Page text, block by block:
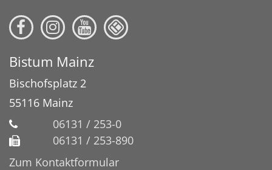
Bistum Mainz
Bischofsplatz 2
55116 Mainz
06131 / 253-0
06131 / 253-890
Zum Kontaktformular